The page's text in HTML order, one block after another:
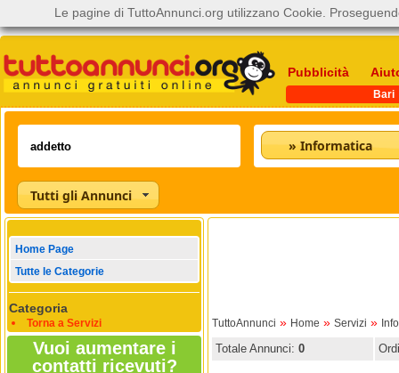
Pubblicità
Bari
» Informatica
Tutti gli Annunci
Home Page
Tutte le Categorie
Categoria
Torna a Servizi
Vuoi aumentare i
contatti ricevuti?
TuttoAnnunci » Home » Servizi »
Totale Annunci: 0
Le pagine di TuttoAnnunci.org utilizzano Cookie.